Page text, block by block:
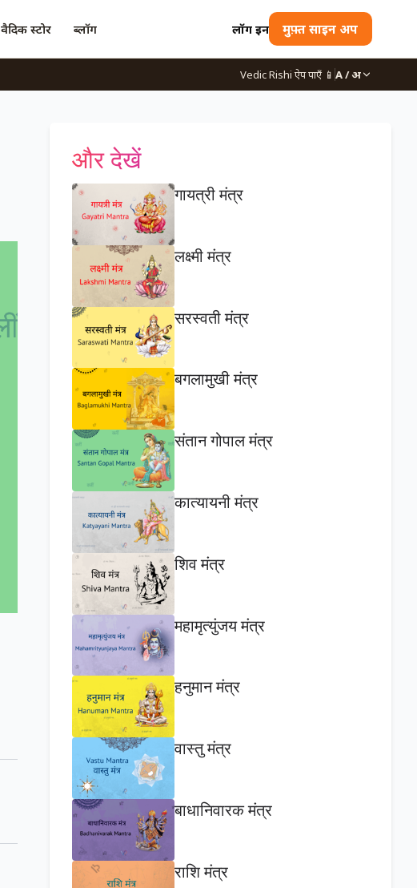
वैदिक स्टोर ब्लॉग लॉग इन मुफ़्त साइन अप
Vedic Rishi ऐप पाएँ 📱 A / अ
और देखें
गायत्री मंत्र
लक्ष्मी मंत्र
सरस्वती मंत्र
बगलामुखी मंत्र
संतान गोपाल मंत्र
कात्यायनी मंत्र
शिव मंत्र
महामृत्युंजय मंत्र
हनुमान मंत्र
वास्तु मंत्र
बाधानिवारक मंत्र
राशि मंत्र